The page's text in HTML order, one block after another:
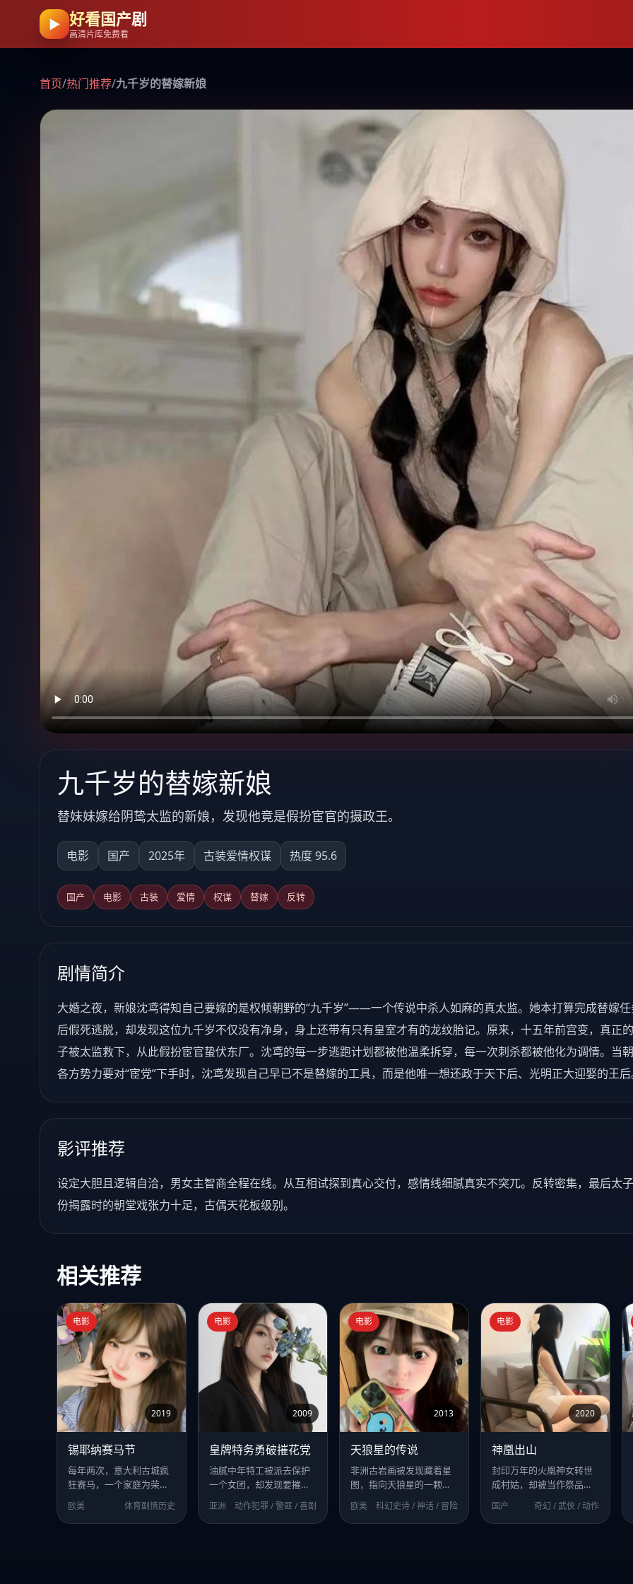
▶ 好看国产剧
高清片库免费看
首页/热门推荐/九千岁的替嫁新娘
九千岁的替嫁新娘
替妹妹嫁给阴鸷太监的新娘，发现他竟是假扮宦官的摄政王。
电影 国产 2025年 古装爱情权谋 热度 95.6
国产 电影 古装 爱情 权谋 替嫁 反转
剧情简介
大婚之夜，新娘沈鸢得知自己要嫁的是权倾朝野的“九千岁”——一个传说中杀人如麻的真太监。她本打算完成替嫁任
后假死逃脱，却发现这位九千岁不仅没有净身，身上还带有只有皇室才有的龙纹胎记。原来，十五年前宫变，真正
子被太监救下，从此假扮宦官蛰伏东厂。沈鸢的每一步逃跑计划都被他温柔拆穿，每一次刺杀都被他化为调情。当
各方势力要对“宦党”下手时，沈鸢发现自己早已不是替嫁的工具，而是他唯一想还政于天下后、光明正大迎娶的王后
影评推荐
设定大胆且逻辑自洽，男女主智商全程在线。从互相试探到真心交付，感情线细腻真实不突兀。反转密集，最后太
份揭露时的朝堂戏张力十足，古偶天花板级别。
相关推荐
电影
2019
锡耶纳赛马节
每年两次，意大利古城疯
狂赛马，一个家庭为荣誉
赌上一切。
欧美 体育剧情历史
电影
2009
皇牌特务勇破摧花党
油腻中年特工被派去保护
一个女团，却发现要摧毁
组织的头号杀手正是他二
十年前抛弃的女儿。
亚洲 动作犯罪 / 警匪 / 喜剧
电影
2013
天狼星的传说
非洲古岩画被发现藏着星
图，指向天狼星的一颗行
星，上面的“神族”竟是三
万年前的人类分支。
欧美 科幻史诗 / 神话 / 冒险
电影
2020
神凰出山
封印万年的火凰神女转世
成村姑，却被当作祭品推
入血池。
国产 奇幻 / 武侠 / 动作